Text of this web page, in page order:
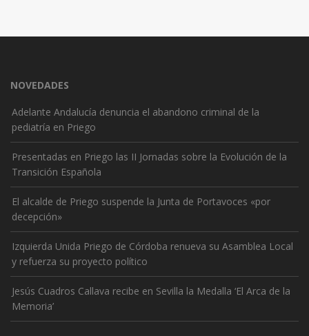
NOVEDADES
Adelante Andalucía denuncia el abandono criminal de la
pediatría en Priego
Presentadas en Priego las II Jornadas sobre la Evolución de la
Transición Española
El alcalde de Priego suspende la Junta de Portavoces «por
decepción»
Izquierda Unida Priego de Córdoba renueva su Asamblea Local
y refuerza su proyecto político
Jesús Cuadros Callava recibe en Sevilla la Medalla ‘El Arca de la
Memoria’